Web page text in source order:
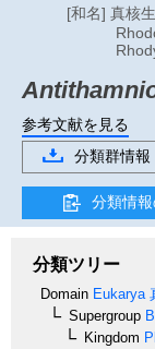
[和名] 真核
参考文献を見る
分類群情報
分類情
分類ツリー
Domain Eukarya
Supergroup
Kingdom